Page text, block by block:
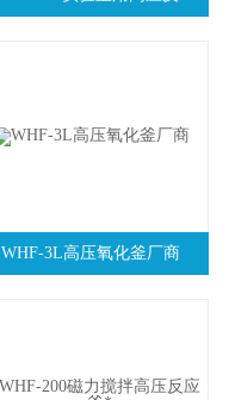
WHF-3L高压氧化釜厂商